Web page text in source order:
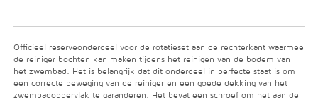
Officieel reserveonderdeel voor de rotatieset aan de rechterkant waarmee
de reiniger bochten kan maken tijdens het reinigen van de bodem van
het zwembad. Het is belangrijk dat dit onderdeel in perfecte staat is om
een correcte beweging van de reiniger en een goede dekking van het
zwembadoppervlak te garanderen. Het bevat een schroef om het aan de